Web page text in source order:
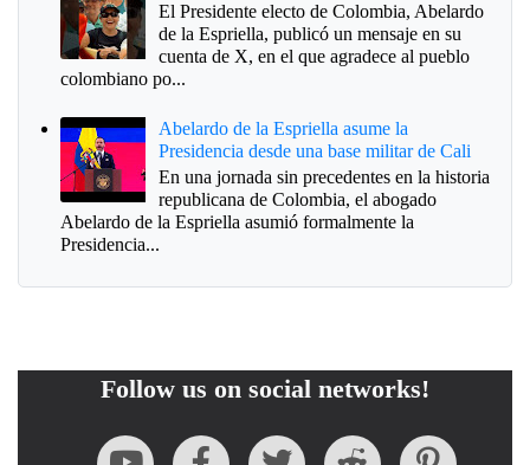
El Presidente electo de Colombia, Abelardo
de la Espriella, publicó un mensaje en su
cuenta de X, en el que agradece al pueblo
colombiano po...
Abelardo de la Espriella asume la
Presidencia desde una base militar de Cali
En una jornada sin precedentes en la historia
republicana de Colombia, el abogado
Abelardo de la Espriella asumió formalmente la
Presidencia...
Follow us on social networks!